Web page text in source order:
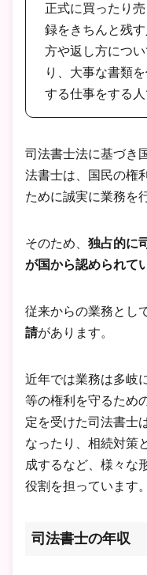
正式に買ったり
録をきちんと残
方や返し方につ
り、大事な書類
する仕事をする人
司法書士法に基づき
法書士は、国民の権
ために誠実に業務を
そのため、 独占的に
が国から認められて
従来からの業務とし
請があります。
近年では業務は多岐
等の権利を守るため
定を受けた司法書士
なったり、相続対策
成するなど、様々な
役割を担っています。
司法書士の年収